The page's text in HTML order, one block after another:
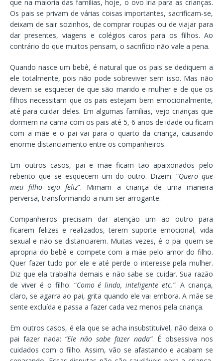
que na maioria das famílias, hoje, o ovo iria para as crianças.
Os pais se privam de várias coisas importantes, sacrificam-se,
deixam de sair sozinhos, de comprar roupas ou de viajar para
dar presentes, viagens e colégios caros para os filhos. Ao
contrário do que muitos pensam, o sacrifício não vale a pena.
Quando nasce um bebê, é natural que os pais se dediquem a
ele totalmente, pois não pode sobreviver sem isso. Mas não
devem se esquecer de que são marido e mulher e de que os
filhos necessitam que os pais estejam bem emocionalmente,
até para cuidar deles. Em algumas famílias, vejo crianças que
dormem na cama com os pais até 5, 6 anos de idade ou ficam
com a mãe e o pai vai para o quarto da criança, causando
enorme distanciamento entre os companheiros.
Em outros casos, pai e mãe ficam tão apaixonados pelo
rebento que se esquecem um do outro. Dizem: “Quero que
meu filho seja feliz”. Mimam a criança de uma maneira
perversa, transformando-a num ser arrogante.
Companheiros precisam dar atenção um ao outro para
ficarem felizes e realizados, terem suporte emocional, vida
sexual e não se distanciarem. Muitas vezes, é o pai quem se
apropria do bebê e compete com a mãe pelo amor do filho.
Quer fazer tudo por ele e até perde o interesse pela mulher.
Diz que ela trabalha demais e não sabe se cuidar. Sua razão
de viver é o filho: “Como é lindo, inteligente etc.”. A criança,
claro, se agarra ao pai, grita quando ele vai embora. A mãe se
sente excluída e passa a fazer cada vez menos pela criança.
Em outros casos, é ela que se acha insubstituível, não deixa o
pai fazer nada: “Ele não sabe fazer nada”. É obsessiva nos
cuidados com o filho. Assim, vão se afastando e acabam se